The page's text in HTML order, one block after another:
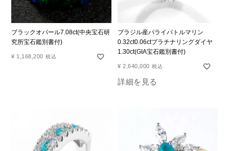
ブラックオパール7.08ct(中央宝石研
究所宝石鑑別書付)
¥ 1,168,200 税込
ブラジル産パライバトルマリン
0.32ct0.06ctプラチナリングダイヤ
1.30ct(GIA宝石鑑別書付)
¥ 2,640,000 税込
詳細を見る